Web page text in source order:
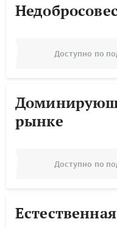
Доступно по
рынке
Доступно по